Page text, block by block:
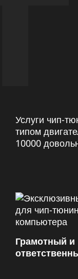
Услуги чип-
типом
10000
Грамотный и